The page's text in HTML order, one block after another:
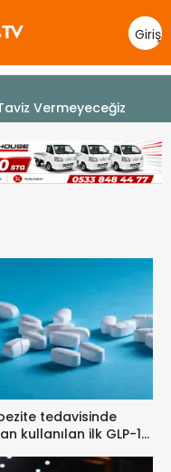
Giriş
Yap
DEK YAŞAYACAK”
tedavisinde
kullanılan ilk GLP-1